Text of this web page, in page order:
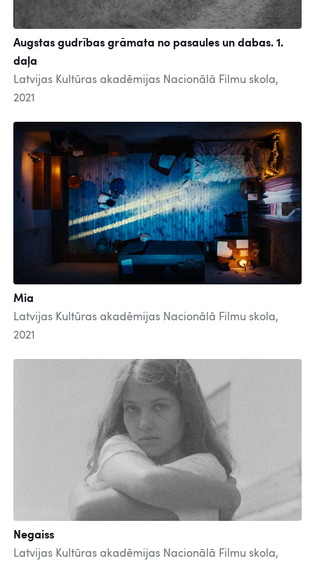
Augstas gudrības grāmata no pasaules un dabas. 1.
daļa
Latvijas Kultūras akadēmijas Nacionālā Filmu skola,
2021
Mia
Latvijas Kultūras akadēmijas Nacionālā Filmu skola,
2021
Negaiss
Latvijas Kultūras akadēmijas Nacionālā Filmu skola,